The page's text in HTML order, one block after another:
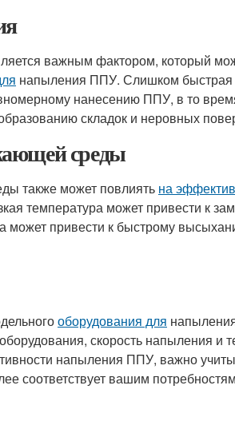
важным фактором, который
напыления ППУ. Слишком быстрая
нанесению ППУ, в то
складок и неровных
среды
также может повлиять на
температура может привести к
может привести к быстрому
оборудования для
скорость напыления
напыления ППУ, важно
соответствует вашим